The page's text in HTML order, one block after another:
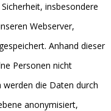
insbesondere
Webserver,
Anhand dieser
Personen nicht
die Daten durch
anonymisiert,